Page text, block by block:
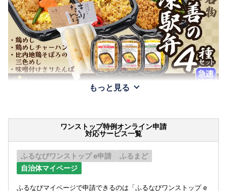
もっと見る
ワンストップ特例オンライン申請
対応サービス一覧
ふるなびワンストップ e申請
ふるまど
自治体マイページ
ふるなびマイページで申請できるのは「ふるなびワンストップ e